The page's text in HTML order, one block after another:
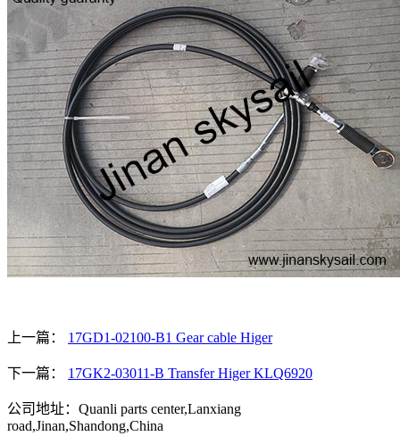
上一篇： 17GD1-02100-B1 Gear cable Higer
下一篇： 17GK2-03011-B Transfer Higer KLQ6920
公司地址：Quanli parts center,Lanxiang
road,Jinan,Shandong,China